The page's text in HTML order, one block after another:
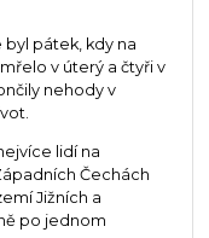
pátek, kdy na
v úterý a čtyři v
nehody v
lidí na
Čechách
Jižních a
po jednom